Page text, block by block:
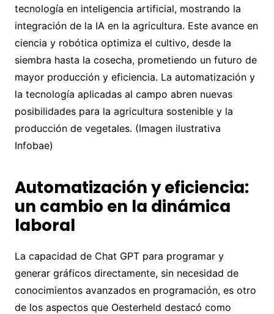
tecnología en inteligencia artificial, mostrando la
integración de la IA en la agricultura. Este avance en
ciencia y robótica optimiza el cultivo, desde la
siembra hasta la cosecha, prometiendo un futuro de
mayor producción y eficiencia. La automatización y
la tecnología aplicadas al campo abren nuevas
posibilidades para la agricultura sostenible y la
producción de vegetales. (Imagen ilustrativa
Infobae)
Automatización y eficiencia:
un cambio en la dinámica
laboral
La capacidad de Chat GPT para programar y
generar gráficos directamente, sin necesidad de
conocimientos avanzados en programación, es otro
de los aspectos que Oesterheld destacó como